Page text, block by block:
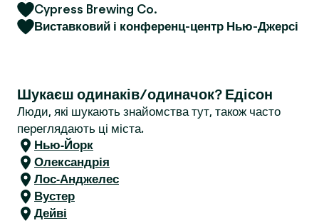
Cypress Brewing Co.
Виставковий і конференц-центр Нью-Джерсі
Шукаєш одинаків/одиначок? Едісон
Люди, які шукають знайомства тут, також часто
переглядають ці міста.
Нью-Йорк
Олександрія
Лос-Анджелес
Вустер
Дейві